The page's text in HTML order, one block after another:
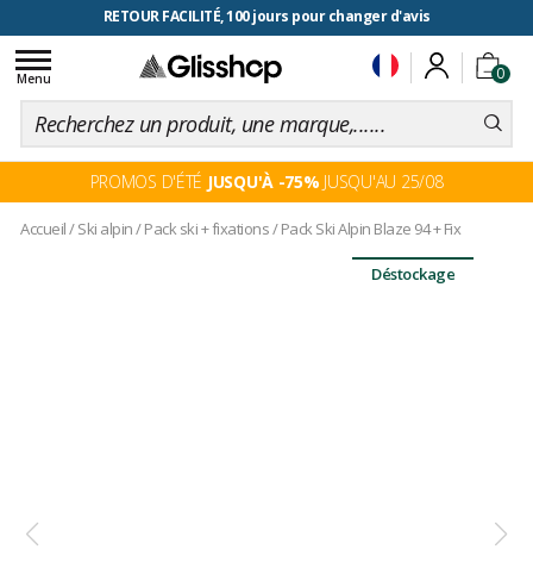
RETOUR FACILITÉ, 100 jours pour changer d'avis
0
Toggle
navigation
Menu
PROMOS D'ÉTÉ JUSQU'À -75% JUSQU'AU 25/08
Accueil/Ski alpin/Pack ski + fixations/Pack Ski Alpin Blaze 94 + Fix
Déstockage